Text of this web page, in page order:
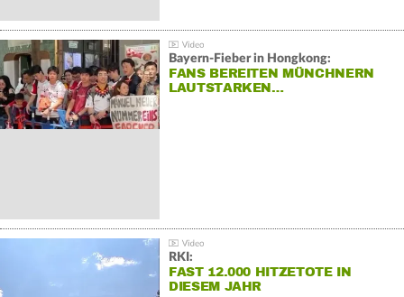
Bayern-Fieber in Hongkong:
FANS BEREITEN MÜNCHNERN
LAUTSTARKEN…
RKI:
FAST 12.000 HITZETOTE IN
DIESEM JAHR